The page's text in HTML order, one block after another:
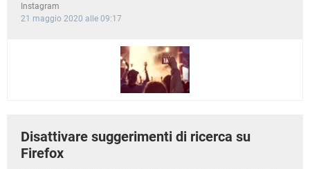
Instagram
21 maggio 2020 alle 09:17
Disattivare suggerimenti di ricerca su
Firefox